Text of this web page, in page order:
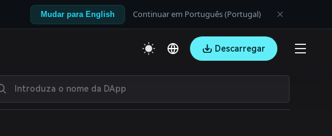
Mudar para English Continuar em Português (Portugal)
Descarregar